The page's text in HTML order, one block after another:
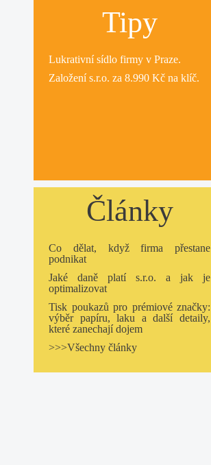
Tipy
Lukrativnísídlo firmy v Praze.
Založení s.r.o. za 8.990 Kč na klíč.
Články
Co dělat, když firma přestane
podnikat
Jaké daně platí s.r.o. a jak je
optimalizovat
Tisk poukazů pro prémiové značky:
výběr papíru, laku a další detaily,
které zanechají dojem
>>>Všechny články